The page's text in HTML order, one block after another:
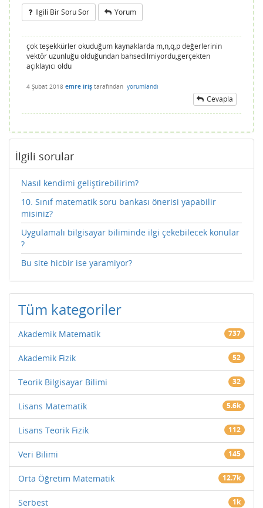
Ilgili Bir Soru Sor Yorum
çok teşekkürler okuduğum kaynaklarda m,n,q,p değerlerinin
vektör uzunluğu olduğundan bahsedilmiyordu,gerçekten
açıklayıcı oldu
4 Şubat 2018 emre iriş tarafından yorumlandı
Cevapla
İlgili sorular
Nasıl kendimi geliştirebilirim?
10. Sınıf matematik soru bankası önerisi yapabilir
misiniz?
Uygulamalı bilgisayar biliminde ilgi çekebilecek konular
?
Bu site hicbir ise yaramiyor?
Tüm kategoriler
Akademik Matematik 737
Akademik Fizik 52
Teorik Bilgisayar Bilimi 32
Lisans Matematik 5.6k
Lisans Teorik Fizik 112
Veri Bilimi 145
Orta Öğretim Matematik 12.7k
Serbest 1k